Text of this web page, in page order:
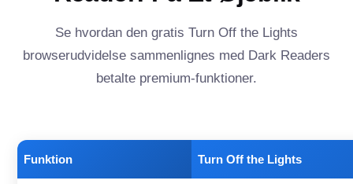
Se hvordan den gratis Turn Off the Lights
browserudvidelse sammenlignes med Dark Readers
betalte premium-funktioner.
Funktion Turn Off the Lights